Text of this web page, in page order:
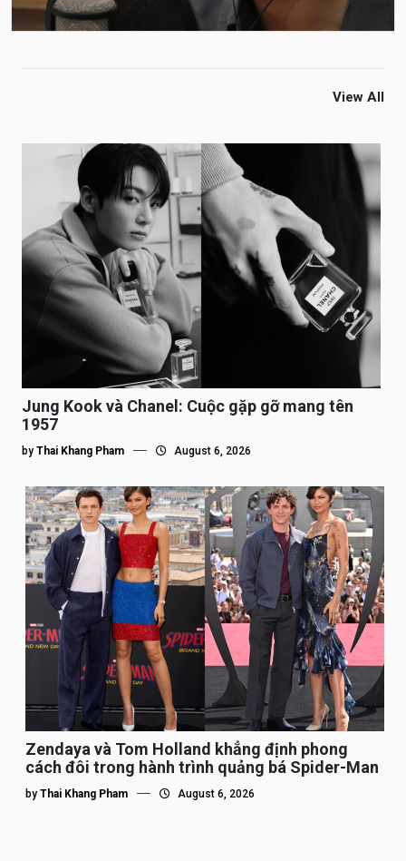
View All
Jung Kook và Chanel: Cuộc gặp gỡ mang tên
1957
by Thai Khang Pham August 6, 2026
Zendaya và Tom Holland khẳng định phong
cách đôi trong hành trình quảng bá Spider-Man
by Thai Khang Pham August 6, 2026